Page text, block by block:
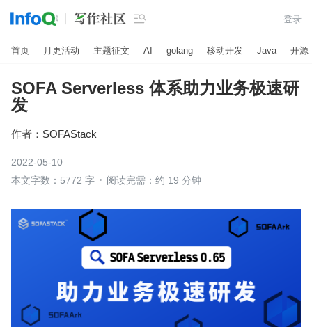
 登录
首页 月更活动 主题征文 AI golang 移动开发 Java 开源
SOFA Serverless 体系助力业务极速研
发
作者： SOFAStack
2022-05-10
本文字数：5772 字
阅读完需：约 19 分钟